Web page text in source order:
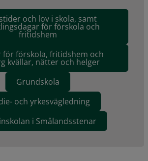
och lov i skola, samt
för förskola och
fritidshem
för förskola, fritidshem och
kvällar, nätter och helger
Grundskola
och yrkesvägledning
i Smålandsstenar